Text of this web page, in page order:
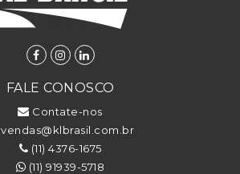
FALE CONOSCO
Contate-nos
vendas@klbrasil.com.br
(11) 4376-1675
(11) 91939-5718